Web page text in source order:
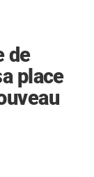
de
place